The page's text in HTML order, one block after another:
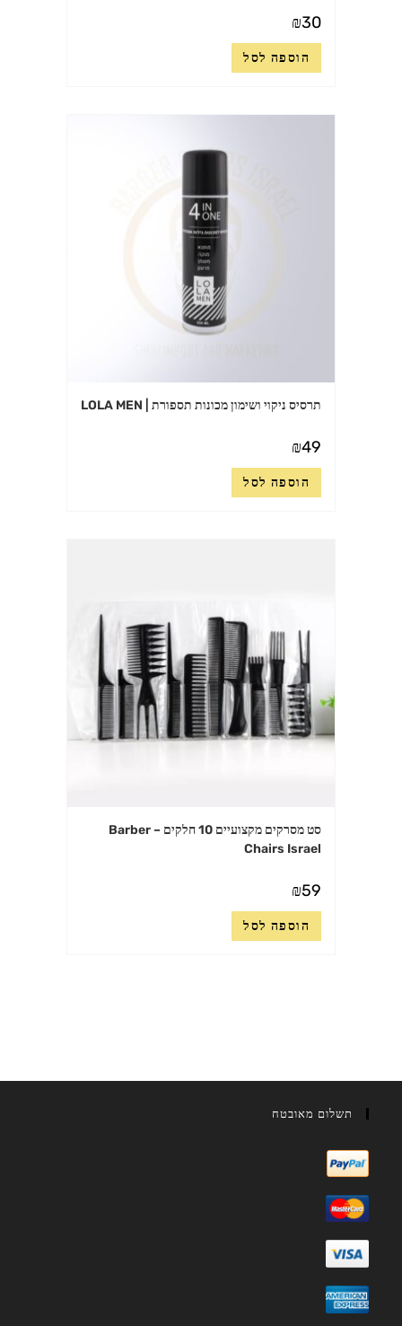
₪30
הוספה לסל
תרסיס ניקוי ושימון מכונות תספורת | LOLA MEN
₪49
הוספה לסל
סט מסרקים מקצועיים 10 חלקים – Barber
Chairs Israel
₪59
הוספה לסל
תשלום מאובטח